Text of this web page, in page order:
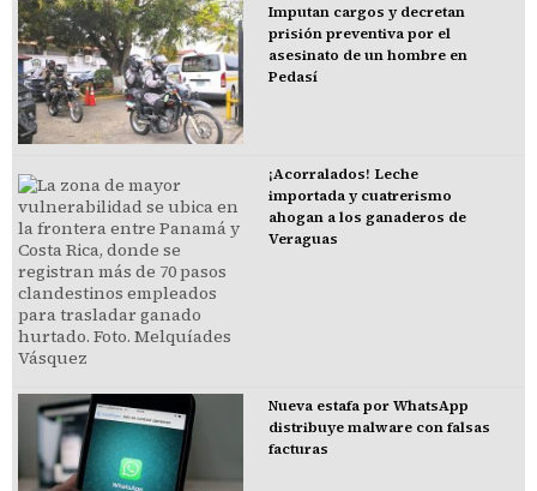
Imputan cargos y decretan
prisión preventiva por el
asesinato de un hombre en
Pedasí
¡Acorralados! Leche
importada y cuatrerismo
ahogan a los ganaderos de
Veraguas
Nueva estafa por WhatsApp
distribuye malware con falsas
facturas